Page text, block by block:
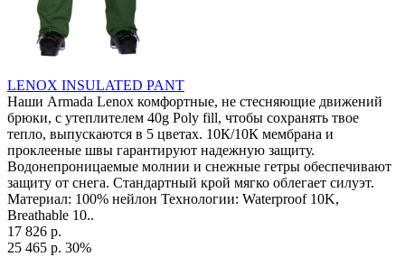
LENOX INSULATED PANT
Наши Armada Lenox комфортные, не стесняющие движений
брюки, с утеплителем 40g Poly fill, чтобы сохранять твое
тепло, выпускаются в 5 цветах. 10К/10К мембрана и
проклееные швы гарантируют надежную защиту.
Водонепроницаемые молнии и снежные гетры обеспечивают
защиту от снега. Стандартный крой мягко облегает силуэт.
Материал: 100% нейлон Технологии: Waterproof 10K,
Breathable 10..
17 826 р.
25 465 р. 30%